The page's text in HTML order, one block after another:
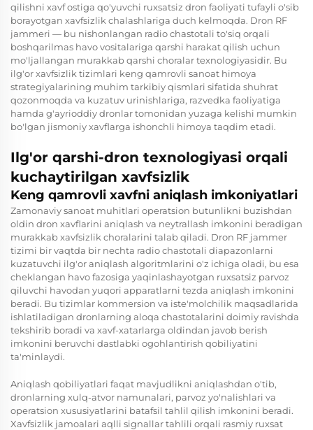
qilishni xavf ostiga qo'yuvchi ruxsatsiz dron faoliyati tufayli o'sib
borayotgan xavfsizlik chalashlariga duch kelmoqda. Dron RF
jammeri — bu nishonlangan radio chastotali to'siq orqali
boshqarilmas havo vositalariga qarshi harakat qilish uchun
mo'ljallangan murakkab qarshi choralar texnologiyasidir. Bu
ilg'or xavfsizlik tizimlari keng qamrovli sanoat himoya
strategiyalarining muhim tarkibiy qismlari sifatida shuhrat
qozonmoqda va kuzatuv urinishlariga, razvedka faoliyatiga
hamda g'ayrioddiy dronlar tomonidan yuzaga kelishi mumkin
bo'lgan jismoniy xavflarga ishonchli himoya taqdim etadi.
Ilg'or qarshi-dron texnologiyasi orqali
kuchaytirilgan xavfsizlik
Keng qamrovli xavfni aniqlash imkoniyatlari
Zamonaviy sanoat muhitlari operatsion butunlikni buzishdan
oldin dron xavflarini aniqlash va neytrallash imkonini beradigan
murakkab xavfsizlik choralarini talab qiladi. Dron RF jammer
tizimi bir vaqtda bir nechta radio chastotali diapazonlarni
kuzatuvchi ilg'or aniqlash algoritmlarini o'z ichiga oladi, bu esa
cheklangan havo fazosiga yaqinlashayotgan ruxsatsiz parvoz
qiluvchi havodan yuqori apparatlarni tezda aniqlash imkonini
beradi. Bu tizimlar kommersion va iste'molchilik maqsadlarida
ishlatiladigan dronlarning aloqa chastotalarini doimiy ravishda
tekshirib boradi va xavf-xatarlarga oldindan javob berish
imkonini beruvchi dastlabki ogohlantirish qobiliyatini
ta'minlaydi.
Aniqlash qobiliyatlari faqat mavjudlikni aniqlashdan o'tib,
dronlarning xulq-atvor namunalari, parvoz yo'nalishlari va
operatsion xususiyatlarini batafsil tahlil qilish imkonini beradi.
Xavfsizlik jamoalari aqlli signallar tahlili orqali rasmiy ruxsat